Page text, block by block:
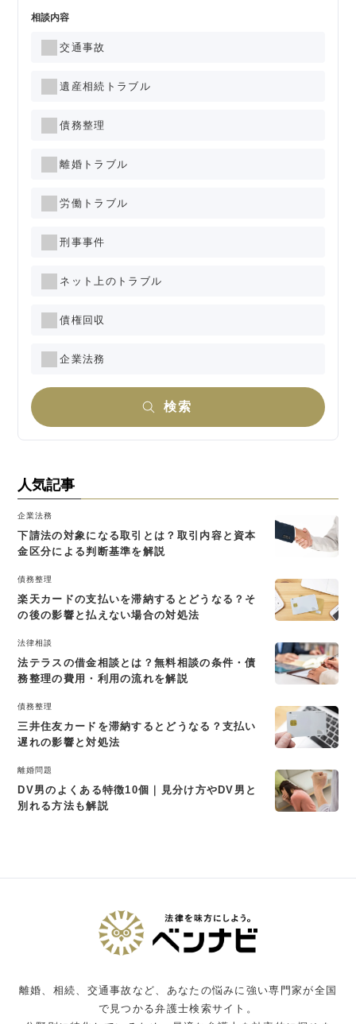
相談内容
交通事故
遺産相続トラブル
債務整理
離婚トラブル
労働トラブル
刑事事件
ネット上のトラブル
債権回収
企業法務
検索
人気記事
企業法務
下請法の対象になる取引とは？取引内容と資本
金区分による判断基準を解説
債務整理
楽天カードの支払いを滞納するとどうなる？そ
の後の影響と払えない場合の対処法
法律相談
法テラスの借金相談とは？無料相談の条件・債
務整理の費用・利用の流れを解説
債務整理
三井住友カードを滞納するとどうなる？支払い
遅れの影響と対処法
離婚問題
DV男のよくある特徴10個｜見分け方やDV男と
別れる方法も解説
離婚、相続、交通事故など、あなたの悩みに強い専門家が全国
で見つかる弁護士検索サイト。